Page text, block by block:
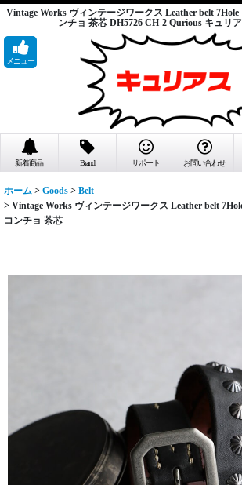
Vintage Works ヴィンテージワークス Leather belt
ンチョ 茶芯 DH5726 CH-2 Qurious キュリ
メニュー
新着商品 Brand サポート お問い合わせ
ホーム > Goods > Belt
> Vintage Works ヴィンテージワークス Leather belt
コンチョ 茶芯